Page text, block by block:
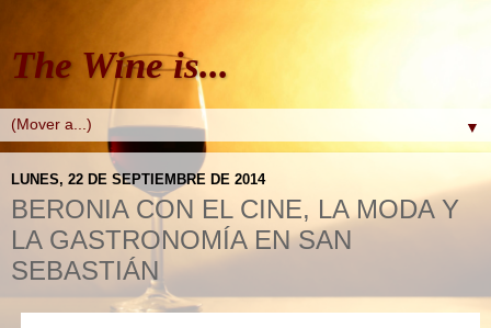
The Wine is...
▼
LUNES, 22 DE SEPTIEMBRE DE 2014
BERONIA CON EL CINE, LA MODA Y
LA GASTRONOMÍA EN SAN
SEBASTIÁN